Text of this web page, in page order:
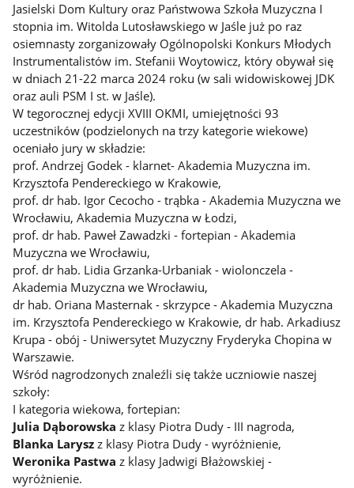
Jasielski Dom Kultury oraz Państwowa Szkoła Muzyczna I
stopnia im. Witolda Lutosławskiego w Jaśle już po raz
osiemnasty zorganizowały Ogólnopolski Konkurs Młodych
Instrumentalistów im. Stefanii Woytowicz, który obywał się
w dniach 21-22 marca 2024 roku (w sali widowiskowej JDK
oraz auli PSM I st. w Jaśle).
W tegorocznej edycji XVIII OKMI, umiejętności 93
uczestników (podzielonych na trzy kategorie wiekowe)
oceniało jury w składzie:
prof. Andrzej Godek - klarnet- Akademia Muzyczna im.
Krzysztofa Pendereckiego w Krakowie,
prof. dr hab. Igor Cecocho - trąbka - Akademia Muzyczna we
Wrocławiu, Akademia Muzyczna w Łodzi,
prof. dr hab. Paweł Zawadzki - fortepian - Akademia
Muzyczna we Wrocławiu,
prof. dr hab. Lidia Grzanka-Urbaniak - wiolonczela -
Akademia Muzyczna we Wrocławiu,
dr hab. Oriana Masternak - skrzypce - Akademia Muzyczna
im. Krzysztofa Pendereckiego w Krakowie, dr hab. Arkadiusz
Krupa - obój - Uniwersytet Muzyczny Fryderyka Chopina w
Warszawie.
Wśród nagrodzonych znaleźli się także uczniowie naszej
szkoły:
I kategoria wiekowa, fortepian:
Julia Dąborowska z klasy Piotra Dudy - III nagroda,
Blanka Larysz z klasy Piotra Dudy - wyróżnienie,
Weronika Pastwa z klasy Jadwigi Błażowskiej -
wyróżnienie.